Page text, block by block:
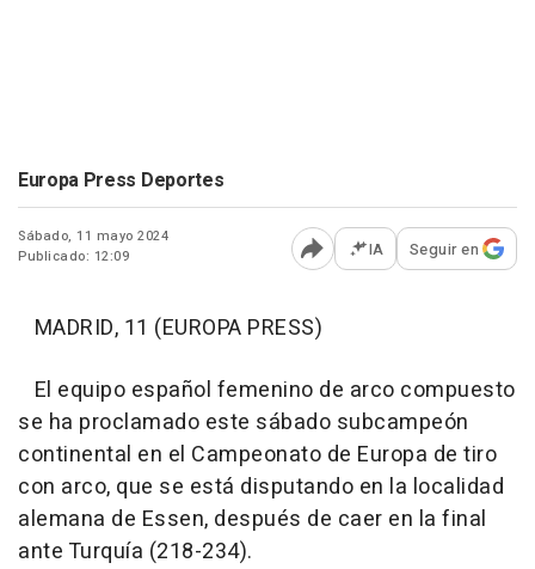
Europa Press Deportes
Sábado, 11 mayo 2024
Publicado: 12:09
Abrir opciones para
IA Seguir en
MADRID, 11 (EUROPA PRESS)
El equipo español femenino de arco compuesto
se ha proclamado este sábado subcampeón
continental en el Campeonato de Europa de tiro
con arco, que se está disputando en la localidad
alemana de Essen, después de caer en la final
ante Turquía (218-234).